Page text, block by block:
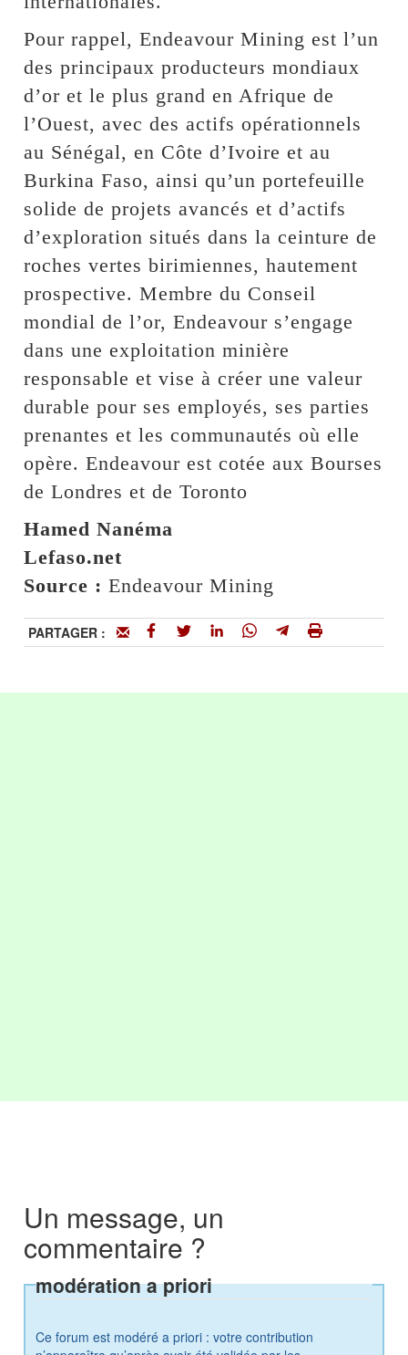
Pour rappel, Endeavour Mining est l’un
des principaux producteurs mondiaux
d’or et le plus grand en Afrique de
l’Ouest, avec des actifs opérationnels
au Sénégal, en Côte d’Ivoire et au
Burkina Faso, ainsi qu’un portefeuille
solide de projets avancés et d’actifs
d’exploration situés dans la ceinture de
roches vertes birimiennes, hautement
prospective. Membre du Conseil
mondial de l’or, Endeavour s’engage
dans une exploitation minière
responsable et vise à créer une valeur
durable pour ses employés, ses parties
prenantes et les communautés où elle
opère. Endeavour est cotée aux Bourses
de Londres et de Toronto
Hamed Nanéma
Lefaso.net
Source :Endeavour Mining
PARTAGER :
Un message, un
commentaire ?
modération a priori
Ce forum est modéré a priori : votre contribution